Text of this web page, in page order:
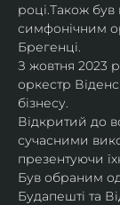
році.Також
симфонічним
Брегенці.
З жовтня 2023
оркестр
бізнесу.
Відкритий до
сучасними
презентуючи
Був обраним
Будапешті та